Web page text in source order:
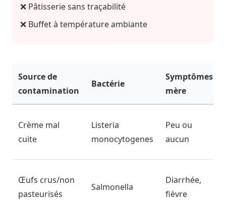
❌ Pâtisserie sans traçabilité
❌ Buffet à température ambiante
Source de
contamination
Bactérie
Symptômes
mère
Crème mal
cuite
Listeria
monocytogenes
Peu ou
aucun
Œufs crus/non
pasteurisés
Salmonella
Diarrhée,
fièvre